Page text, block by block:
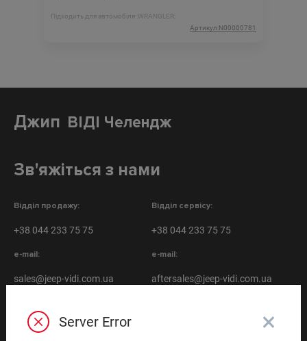
Підходить для автомобіля : WRANGLER;
Артикул:N00000781
Джип ВІДІ Челендж
Зв'яжіться з нами
Відділ продажу:
+38 044 233 75 75
e-mail:
sales@jeep-vidi.com.ua
09:00 - 18:00
Відділ сервісу:
+38 044 233 75 75
e-mail:
aftersales@jeep-vidi.com.ua
Server Error ×